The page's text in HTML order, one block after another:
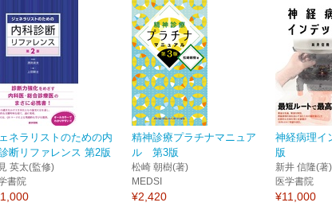
ネラリストのための内
断リファレンス 第2版
英太(監修)
書院
精神診療プラチナマニュア
ル 第3版
松崎 朝樹(著)
MEDSI
¥2,420
神経病理イ
版
新井 信隆(著)
医学書院
¥11,000